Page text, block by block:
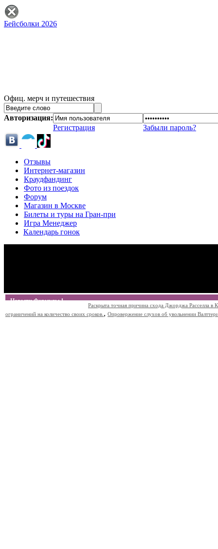
Бейсболки 2026
Офиц. мерч и путешествия
Авторизация:
Регистрация
Забыли пароль?
Отзывы
Интернет-магазин
Краудфандинг
Фото из поездок
Форум
Магазин в Москве
Билеты и туры на Гран-при
Игра Менеджер
Календарь гонок
Новости Формулы 1
Раскрыта точная причина схода Джорджа Расселла в
ограничений на количество своих сроков. , Опровержение слухов об увольнении